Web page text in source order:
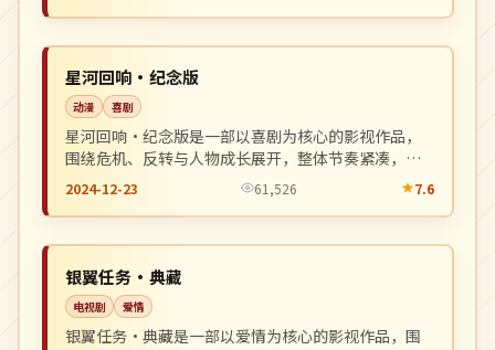
中国
星河回响·纪念版
动漫 喜剧
星河回响·纪念版是一部以喜剧为核心的影视作品，
围绕危机、反转与人物成长展开，整体节奏紧凑，值
得推荐观看。
2024-12-23 61,526 7.6
韩国
银翼任务·典藏
电视剧 爱情
银翼任务·典藏是一部以爱情为核心的影视作品，围